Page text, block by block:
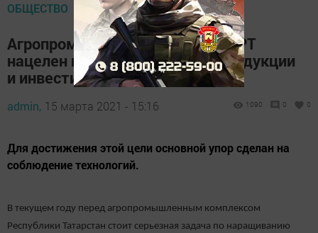
ОБЩЕСТВО
Агропромышленный комплекс РТ
нацелен на прирост валовой продукции
и инвестиций
admin, 15 марта 2021 - 15:16 1090 0 0
Для достижения этой цели основной упор сделан на
соблюдение технологий.
В текущем году перед агропромышленным комплексом
Республики Татарстан стоит серьезная задача по наращиванию